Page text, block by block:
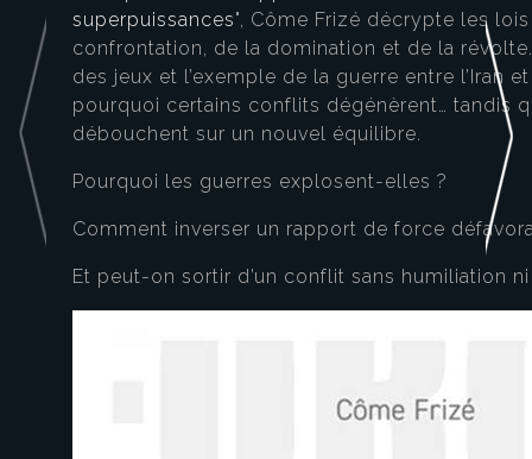
superpuissances", Côme Frizé décrypte les
confrontation, de la domination et de la
des jeux et l’exemple de la guerre entre l’Iran
pourquoi certains conflits dégénèrent… tandis
débouchent sur un nouvel équilibre.
Pourquoi les guerres explosent-elles ?
Comment inverser un rapport de force
Et peut-on sortir d’un conflit sans humiliation